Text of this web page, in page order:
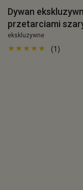
Dywan
przetarciami
ekskluzywne
(1)